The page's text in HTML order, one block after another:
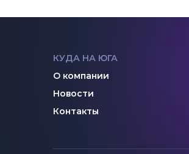
КУДА НА ЮГА
О компании
Новости
Контакты